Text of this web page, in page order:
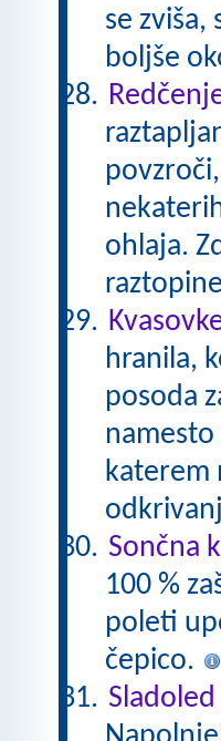
se
boljše
ohlaja.
hranila,
posoda
katerem
Sončna
100 %
poleti
čepico.